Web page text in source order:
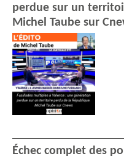
perdue sur un
Michel Taube sur
Échec complet des